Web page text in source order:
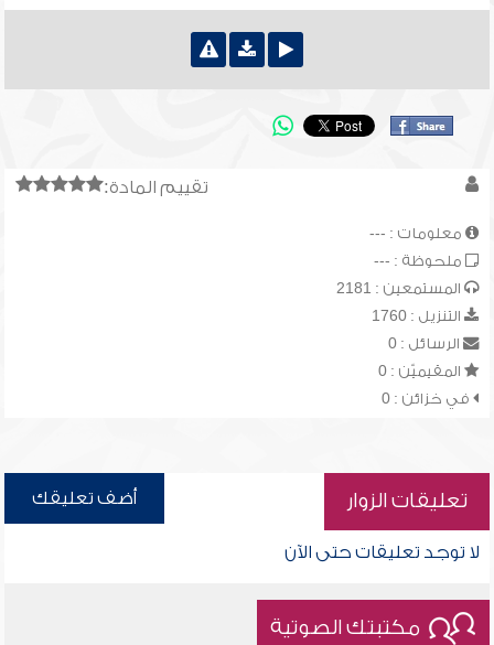
تقييم المادة:
معلومات : ---
ملحوظة : ---
المستمعين : 2181
التنزيل : 1760
الرسائل : 0
المقيميّن : 0
في خزائن : 0
تعليقات الزوار أضف تعليقك
لا توجد تعليقات حتى الآن
مكتبتك الصوتية